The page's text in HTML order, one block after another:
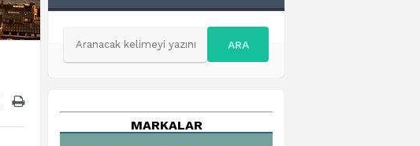
ARA
MARKALAR